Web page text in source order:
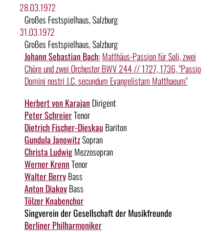
28.03.1972
Großes Festspielhaus, Salzburg
31.03.1972
Großes Festspielhaus, Salzburg
Johann Sebastian Bach: Matthäus-Passion für Soli, zwei
Chöre und zwei Orchester BWV 244 // 1727, 1736, "Passio
Domini nostri J.C. secundum Evangelistam Matthaeum"
Herbert von Karajan Dirigent
Peter SchreierTenor
Dietrich Fischer-Dieskau Bariton
Gundula JanowitzSopran
Christa LudwigMezzosopran
Werner KrennTenor
Walter BerryBass
Anton DiakovBass
Tölzer Knabenchor
Singverein der Gesellschaft der Musikfreunde
Berliner Philharmoniker